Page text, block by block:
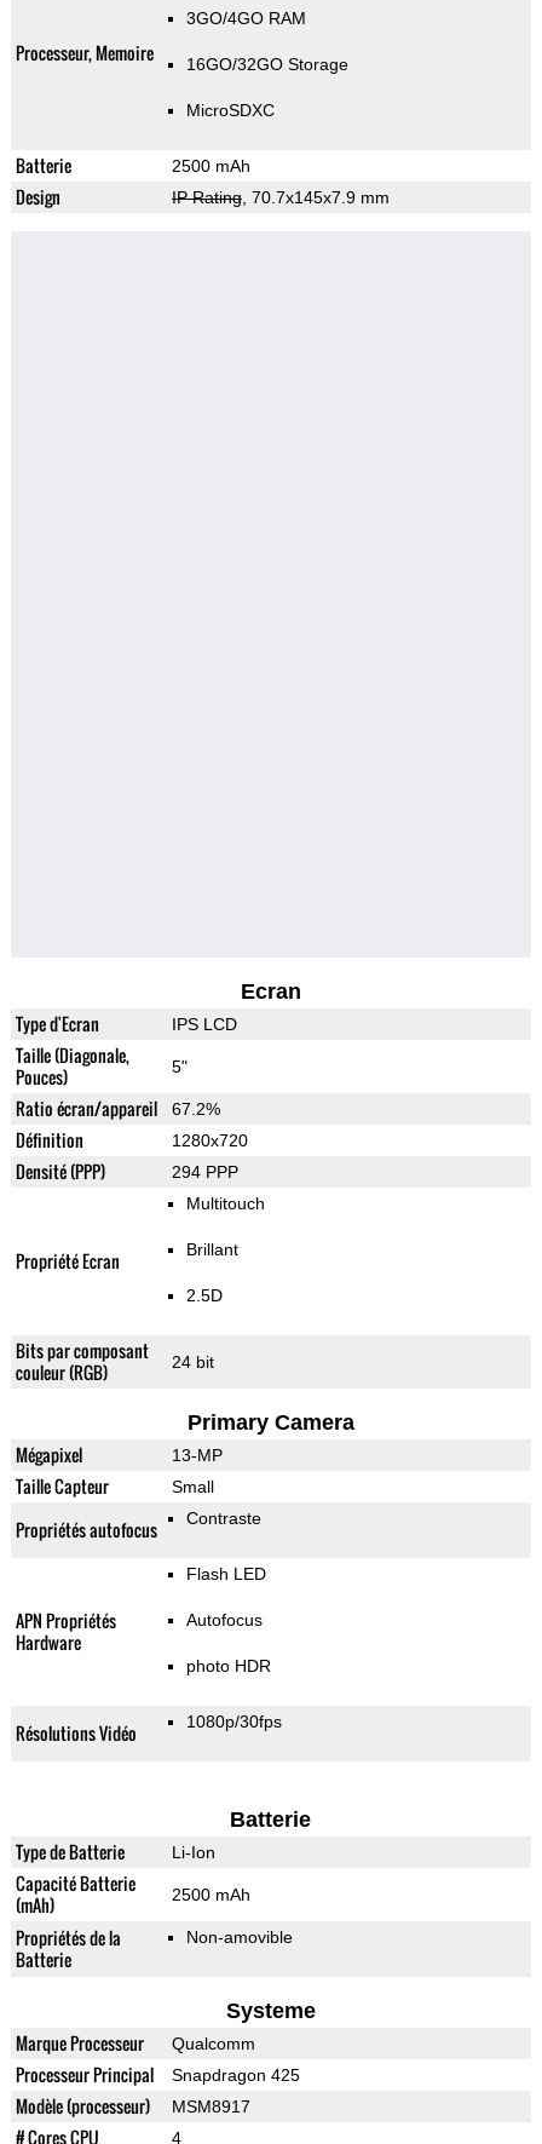
Processeur, Memoire
3GO/4GO RAM
16GO/32GO Storage
MicroSDXC
Batterie 2500 mAh
Design IP Rating, 70.7x145x7.9 mm
Ecran
Type d'Ecran IPS LCD
Taille (Diagonale,
Pouces)
5"
Ratio écran/appareil 67.2%
Définition 1280x720
Densité (PPP) 294 PPP
Propriété Ecran
Multitouch
Brillant
2.5D
Bits par composant
couleur (RGB)
24 bit
Primary Camera
Mégapixel 13-MP
Taille Capteur Small
Propriétés autofocus Contraste
APN Propriétés
Hardware
Flash LED
Autofocus
photo HDR
Résolutions Vidéo 1080p/30fps
Batterie
Type de Batterie Li-Ion
Capacité Batterie
(mAh)
2500 mAh
Propriétés de la
Batterie
Non-amovible
Systeme
Marque Processeur Qualcomm
Processeur Principal Snapdragon 425
Modèle (processeur) MSM8917
# Cores CPU 4